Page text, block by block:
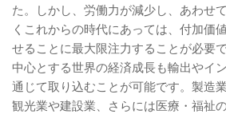
た。しかし、労働力が減少し、あわせ
くこれからの時代にあっては、付加価
せることに最大限注力することが必要
中心とする世界の経済成長も輸出やイ
通じて取り込むことが可能です。製造
観光業や建設業、さらには医療・福祉